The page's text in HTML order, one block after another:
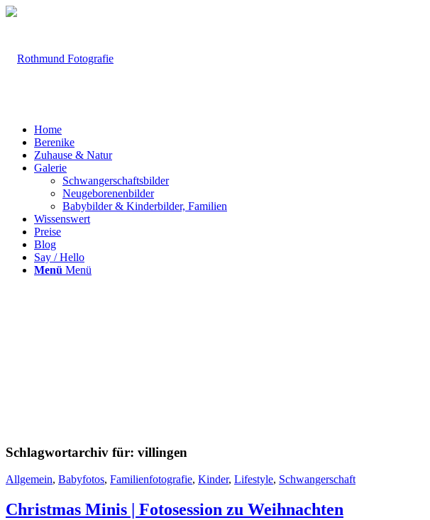
Home
Berenike
Zuhause & Natur
Galerie
Schwangerschaftsbilder
Neugeborenenbilder
Babybilder & Kinderbilder, Familien
Wissenswert
Preise
Blog
Say / Hello
Menü Menü
Schlagwortarchiv für: villingen
Allgemein, Babyfotos, Familienfotografie, Kinder, Lifestyle, Schwangerschaft
Christmas Minis | Fotosession zu Weihnachten